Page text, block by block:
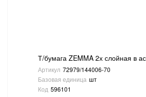
ЭЛЕКТРОМОНТАЖНЫЕ ТОВАРЫ,
Т/бумага ZEMMA 2х слойная в
Артикул 72979/144006-70
Базовая единица шт
Код 596101